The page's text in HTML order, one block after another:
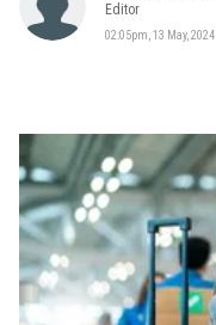
Editor
02:05pm, 13 May, 2024